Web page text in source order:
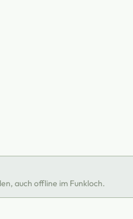
auch offline im Funkloch.